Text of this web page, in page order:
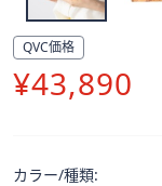
左
右
に
ス
プ
QVC価格
削
¥43,890
カラー/種類: